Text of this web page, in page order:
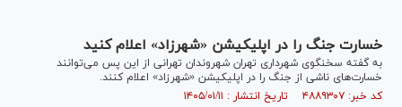
خسارت جنگ را در اپلیکیشن «شهرزاد» اعلام کنید
به گفته سخنگوی شهرداری تهران شهروندان تهرانی از این پس می‌توانند
خسارت‌های ناشی از جنگ را در اپلیکیشن «شهرزاد» اعلام کنند.
کد خبر: ۴۸۸۹۳۰۷ تاریخ انتشار : ۱۴۰۵/۰۱/۱۱